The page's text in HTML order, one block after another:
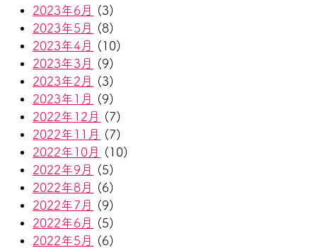
2023年6月
(3)
2023年5月
(8)
2023年4月
(10)
2023年3月
(9)
2023年2月
(3)
2023年1月
(9)
2022年12月
(7)
2022年11月
(7)
2022年10月
(10)
2022年9月
(5)
2022年8月
(6)
2022年7月
(9)
2022年6月
(5)
2022年5月
(6)